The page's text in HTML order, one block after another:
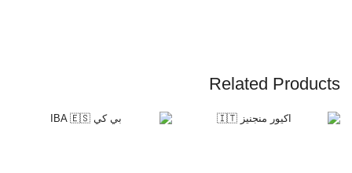
Related Products